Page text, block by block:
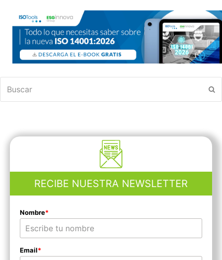
RECIBE NUESTRA NEWSLETTER
Nombre*
Email*